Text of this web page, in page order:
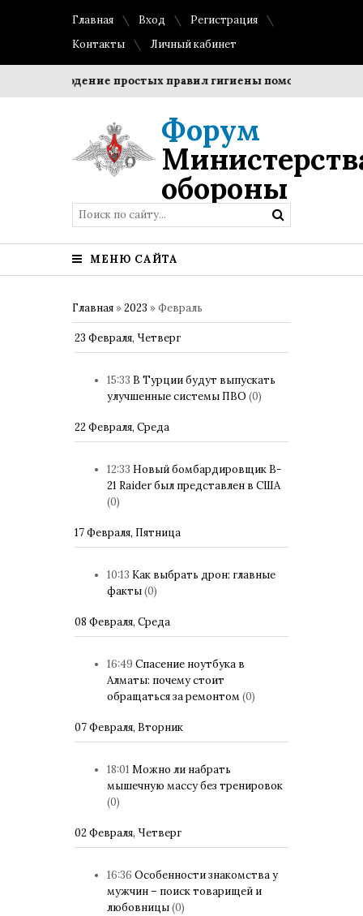
Главная Вход
Регистрация
Контакты
Личный кабинет
Соблюдение простых правил гигиены помогает
Форум
обороны
МЕНЮ САЙТА
Главная »2023 »Февраль
23 Февраля, Четверг
15:33 В Турции будут выпускать
улучшенные системы ПВО (0)
22 Февраля, Среда
12:33 Новый бомбардировщик B-
21 Raider был представлен в США
(0)
17 Февраля, Пятница
10:13 Как выбрать дрон: главные
факты(0)
08 Февраля, Среда
16:49 Спасение ноутбука в
Алматы: почему стоит
обращаться за ремонтом(0)
07 Февраля, Вторник
18:01 Можно ли набрать
мышечную массу без тренировок
(0)
02 Февраля, Четверг
16:36 Особенности знакомства у
мужчин – поиск товарищей и
любовницы(0)